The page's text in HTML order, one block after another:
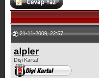
21-11-2009, 22:57
alpler
Dişi Kartal